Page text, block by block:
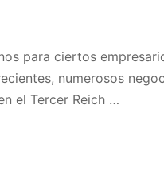
para ciertos
numerosos
el Tercer Reich …